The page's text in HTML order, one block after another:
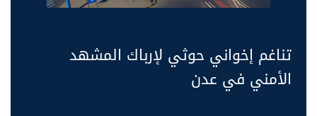
تناغم إخواني حوثي لإرباك المشهد
الأمني في عدن